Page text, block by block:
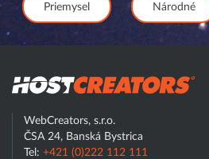
Priemysel Národné
WebCreators, s.r.o.
ČSA 24, Banská Bystrica
Tel: +421 (0)222 112 111